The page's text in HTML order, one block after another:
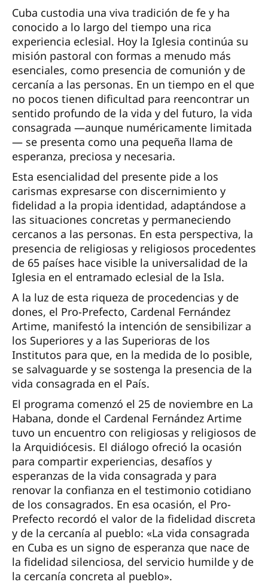
Cuba custodia una viva tradición de fe y ha
conocido a lo largo del tiempo una rica
experiencia eclesial. Hoy la Iglesia continúa su
misión pastoral con formas a menudo más
esenciales, como presencia de comunión y de
cercanía a las personas. En un tiempo en el que
no pocos tienen dificultad para reencontrar un
sentido profundo de la vida y del futuro, la vida
consagrada —aunque numéricamente limitada
— se presenta como una pequeña llama de
esperanza, preciosa y necesaria.
Esta esencialidad del presente pide a los
carismas expresarse con discernimiento y
fidelidad a la propia identidad, adaptándose a
las situaciones concretas y permaneciendo
cercanos a las personas. En esta perspectiva, la
presencia de religiosas y religiosos procedentes
de 65 países hace visible la universalidad de la
Iglesia en el entramado eclesial de la Isla.
A la luz de esta riqueza de procedencias y de
dones, el Pro-Prefecto, Cardenal Fernández
Artime, manifestó la intención de sensibilizar a
los Superiores y a las Superioras de los
Institutos para que, en la medida de lo posible,
se salvaguarde y se sostenga la presencia de la
vida consagrada en el País.
El programa comenzó el 25 de noviembre en La
Habana, donde el Cardenal Fernández Artime
tuvo un encuentro con religiosas y religiosos de
la Arquidiócesis. El diálogo ofreció la ocasión
para compartir experiencias, desafíos y
esperanzas de la vida consagrada y para
renovar la confianza en el testimonio cotidiano
de los consagrados. En esa ocasión, el Pro-
Prefecto recordó el valor de la fidelidad discreta
y de la cercanía al pueblo: «La vida consagrada
en Cuba es un signo de esperanza que nace de
la fidelidad silenciosa, del servicio humilde y de
la cercanía concreta al pueblo».